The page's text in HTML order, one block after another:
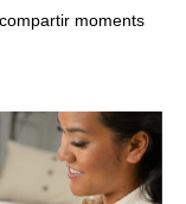
moments